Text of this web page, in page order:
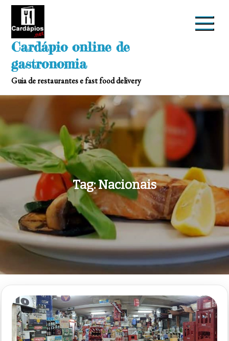
Skip
Cardápio online de
gastronomia
Guia de restaurantes e fast food delivery
Tag:Nacionais